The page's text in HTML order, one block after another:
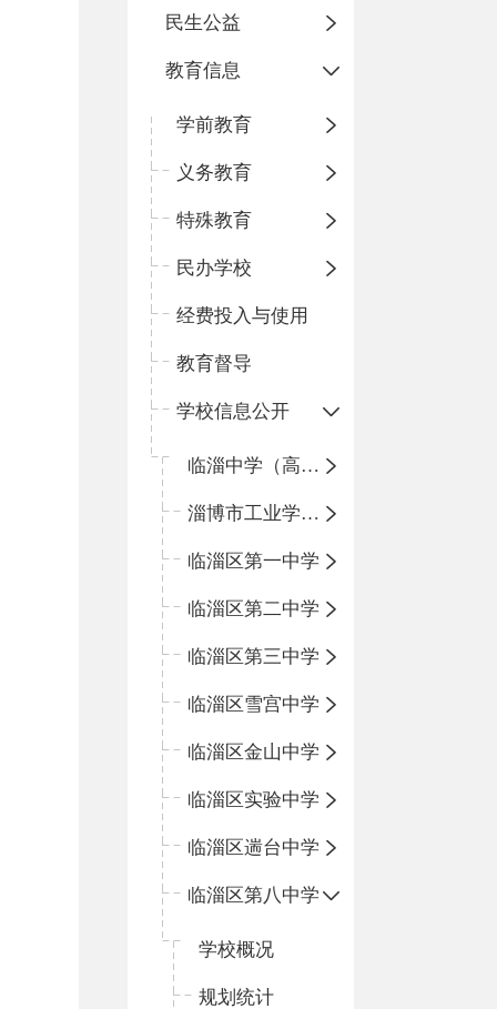
民生公益
教育信息
学前教育
义务教育
特殊教育
民办学校
经费投入与使用
教育督导
学校信息公开
临淄中学（高中）
淄博市工业学校（中职学校）
临淄区第一中学
临淄区第二中学
临淄区第三中学
临淄区雪宫中学
临淄区金山中学
临淄区实验中学
临淄区遄台中学
临淄区第八中学
学校概况
规划统计